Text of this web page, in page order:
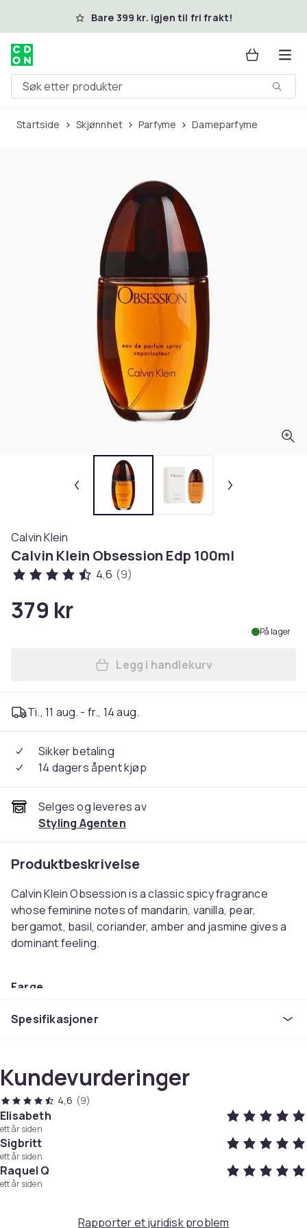
Hopp til hovedinnholdBare 399 kr. igjen til fri frakt!
Søk etter produkter
Startside Skjønnhet Parfyme Dameparfyme
Calvin Klein
Calvin Klein Obsession Edp 100ml
4,6 (9)
379 kr
På lager
Legg Calvin Klein
Legg i handlekurv
Ti., 11 aug. - fr., 14 aug.
Sikker betaling
14 dagers åpent kjøp
Selges og leveres av
Styling Agenten
Produktbeskrivelse
Calvin Klein Obsession is a classic spicy fragrance
whose feminine notes of mandarin, vanilla, pear,
bergamot, basil, coriander, amber and jasmine gives a
dominant feeling.
Farge
Størrelse
335
Artikkel nr.
8ca54f99-446f-42d8-a465-6bafec54dffc
Produktsikkerhetsinformasjon
Spesifikasjoner
Kundevurderinger
4,6 (9)
Elisabeth
ett år siden
Sigbritt
ett år siden
Raquel Q
ett år siden
Rapporter et juridisk problem